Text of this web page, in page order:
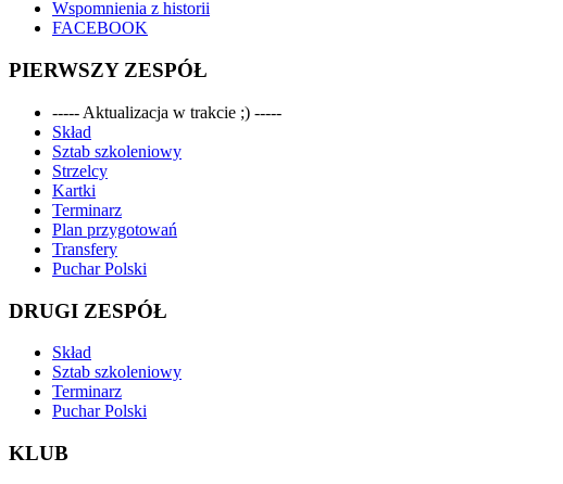
Wspomnienia z historii
FACEBOOK
PIERWSZY ZESPÓŁ
----- Aktualizacja w trakcie ;) -----
Skład
Sztab szkoleniowy
Strzelcy
Kartki
Terminarz
Plan przygotowań
Transfery
Puchar Polski
DRUGI ZESPÓŁ
Skład
Sztab szkoleniowy
Terminarz
Puchar Polski
KLUB